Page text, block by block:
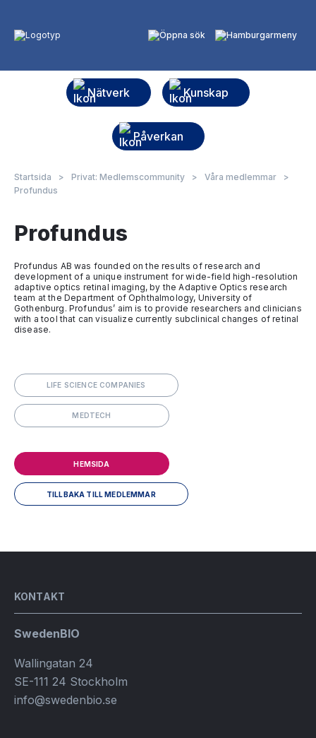
Nätverk Kunskap
Påverkan
Startsida > Privat: Medlemscommunity > Våra medlemmar
>
Profundus
Profundus
Profundus AB was founded on the results of research and
development of a unique instrument for wide-field high-resolution
adaptive optics retinal imaging, by the Adaptive Optics research
team at the Department of Ophthalmology, University of
Gothenburg. Profundus’ aim is to provide researchers and clinicians
with a tool that can visualize currently subclinical changes of retinal
disease.
LIFE SCIENCE COMPANIES
MEDTECH
HEMSIDA
TILLBAKA TILL MEDLEMMAR
KONTAKT
SwedenBIO
Wallingatan 24
SE-111 24 Stockholm
info@swedenbio.se